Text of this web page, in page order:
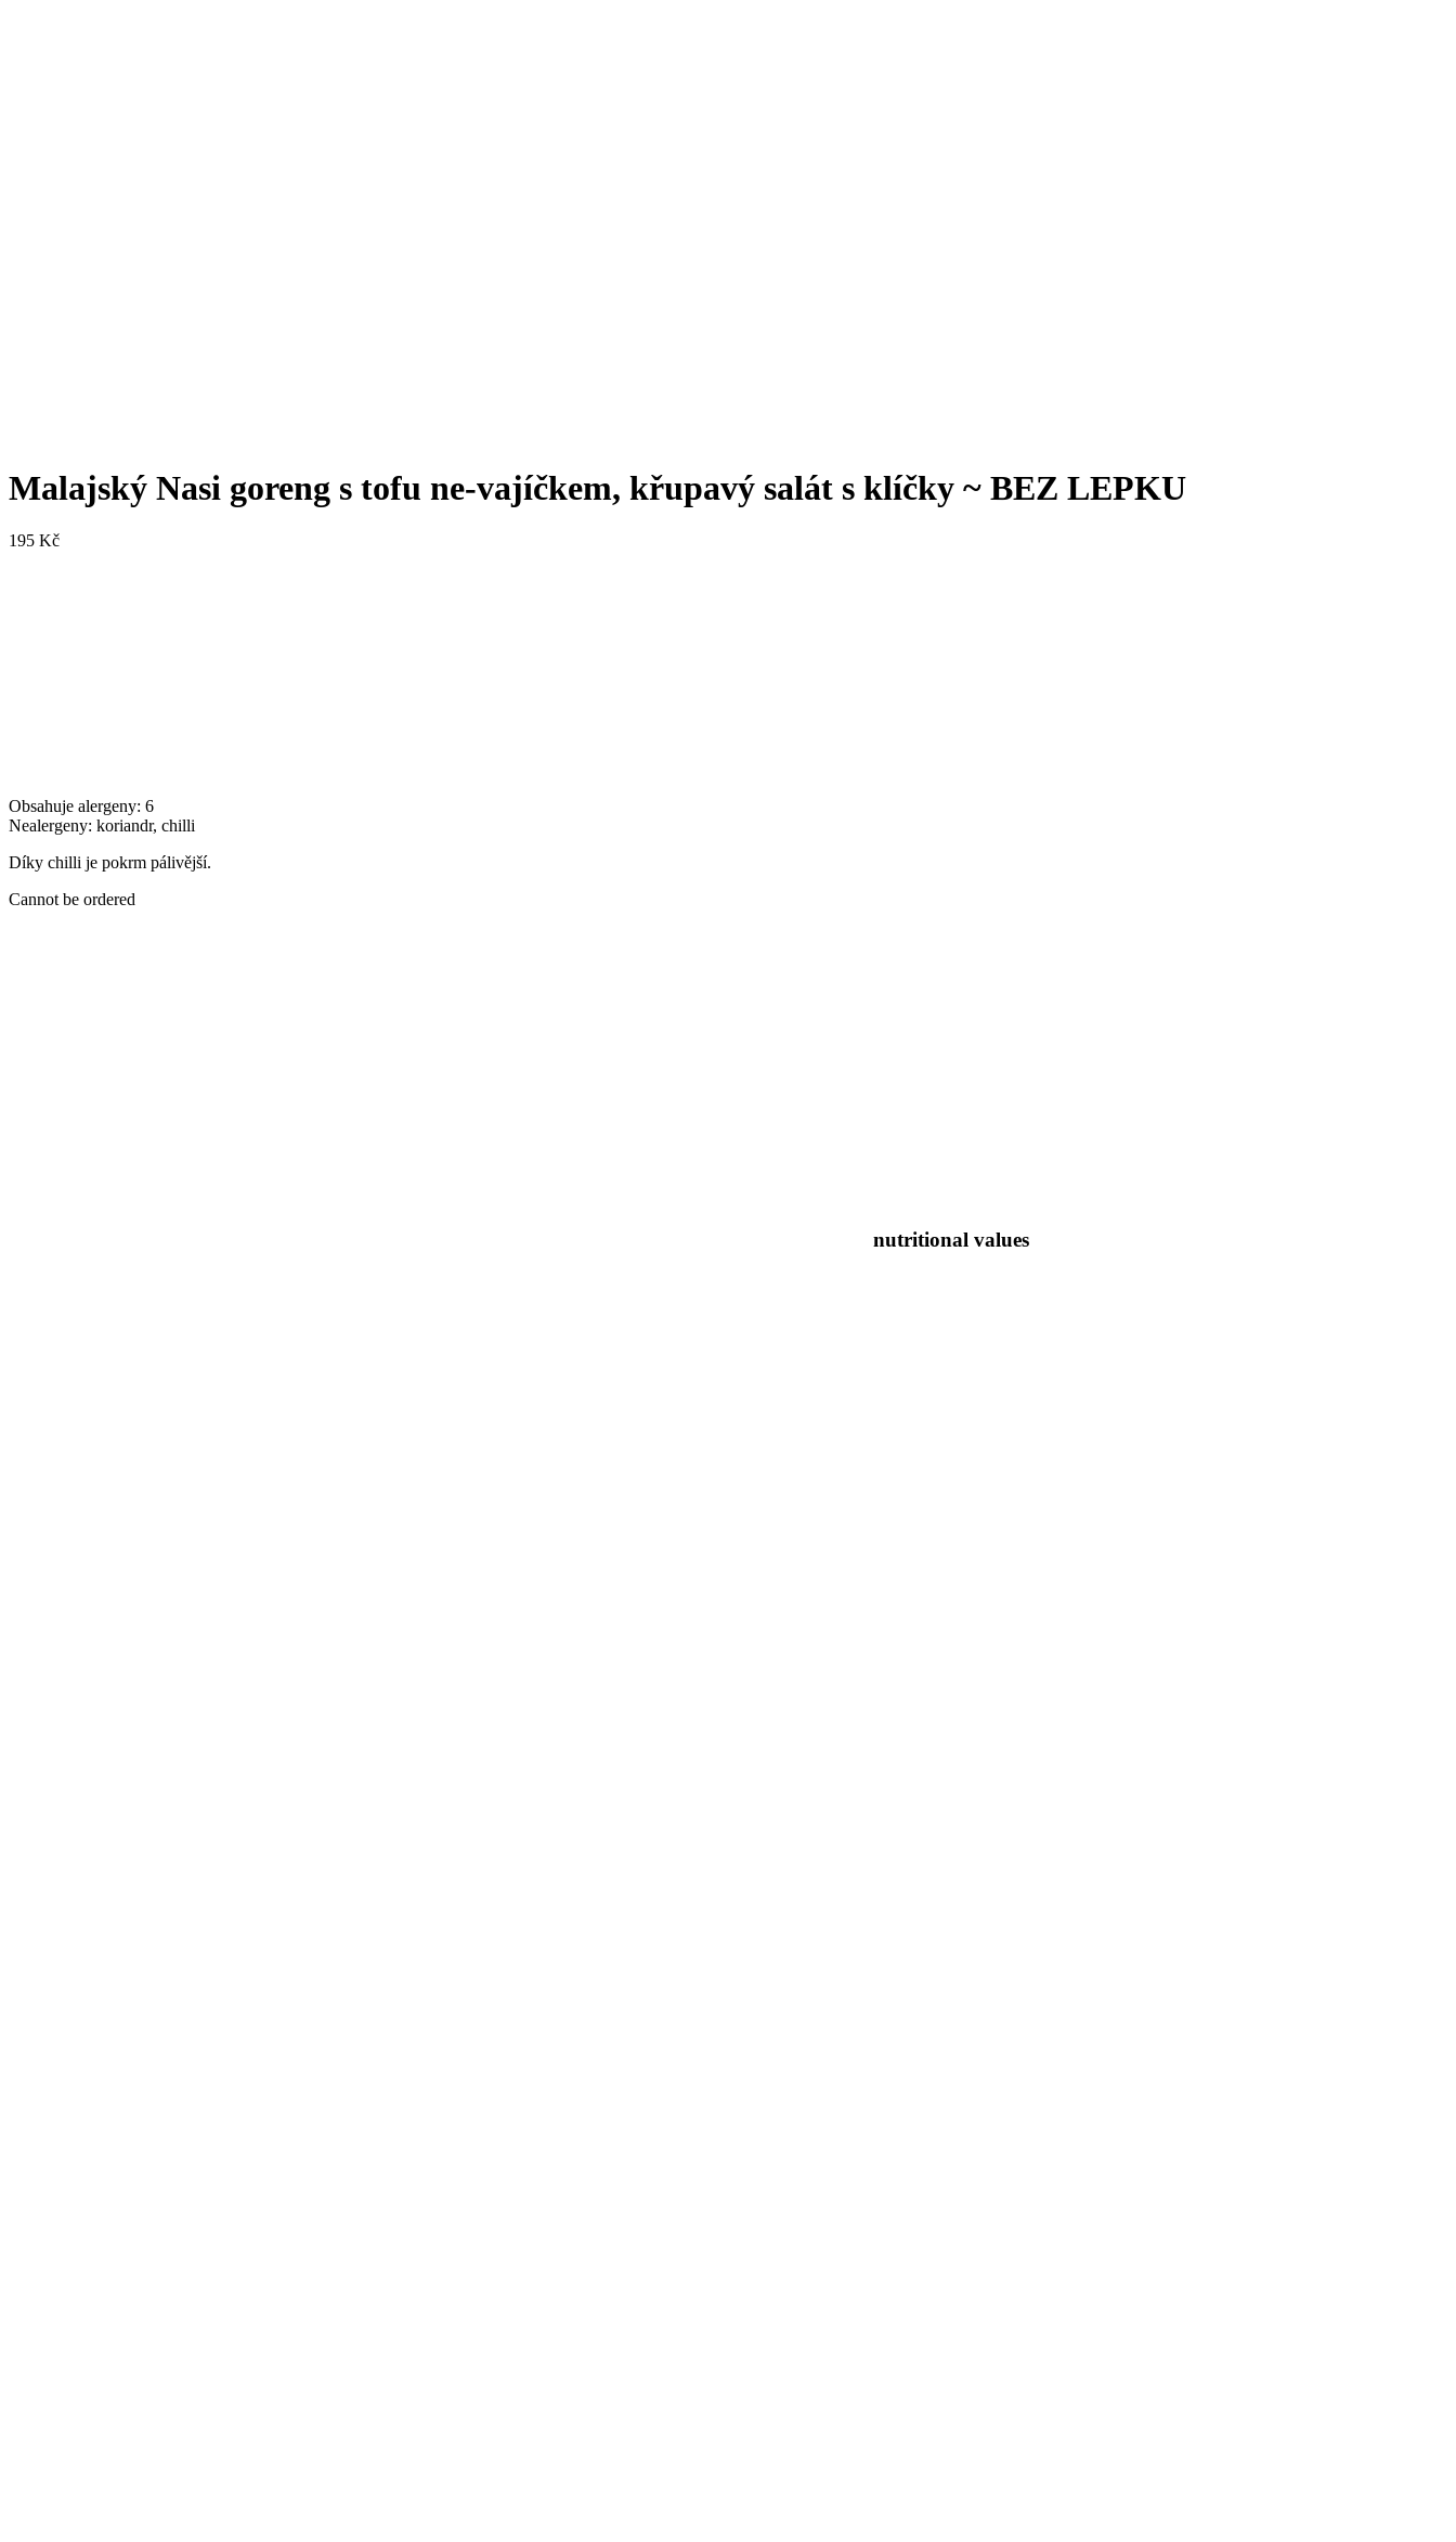
Malajský Nasi goreng s tofu ne-vajíčkem, křupavý salát s klíčky ~ BEZ LEPKU
195 Kč
Obsahuje alergeny: 6
Nealergeny: koriandr, chilli
Díky chilli je pokrm pálivější.
Cannot be ordered
nutritional values